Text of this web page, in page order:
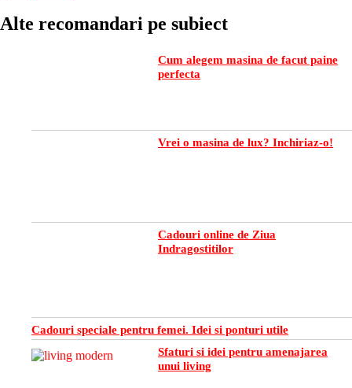
Alte recomandari pe subiect
Cum alegem masina de facut paine
perfecta
Vrei o masina de lux? Inchiriaz-o!
Cadouri online de Ziua
Indragostitilor
Cadouri speciale pentru femei. Idei si ponturi utile
Sfaturi si idei pentru amenajarea
unui living